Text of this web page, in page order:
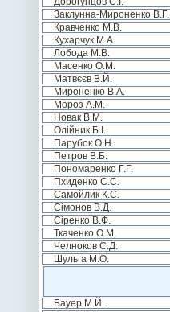
Заклунна-Мироненко В.Г.
Кравченко М.В.
Кухарчук М.А.
Лобода М.В.
Масенко О.М.
Матвєєв В.Й.
Мироненко В.А.
Мороз А.М.
Новак В.М.
Олійник Б.І.
Парубок О.Н.
Петров В.Б.
Пономаренко Г.Г.
Пхиденко С.С.
Самойлик К.С.
Сімонов В.Д.
Сіренко В.Ф.
Ткаченко О.М.
Челноков С.Д.
Шульга М.О.
Бауер М.Й.